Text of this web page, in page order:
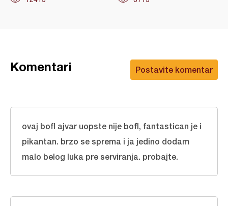
Postavite komentar
Komentari
ovaj bofl ajvar uopste nije bofl, fantastican je i
pikantan. brzo se sprema i ja jedino dodam
malo belog luka pre serviranja. probajte.